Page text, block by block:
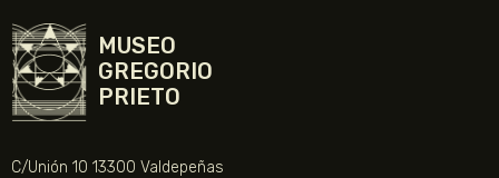
MUSEO
GREGORIO
PRIETO
C/Unión 10 13300 Valdepeñas